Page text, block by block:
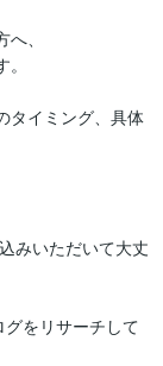
、
タイミング、具体
みいただいて大丈
をリサーチして